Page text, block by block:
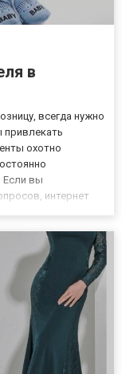
в
всегда нужно
привлекать
охотно
Если вы
интернет